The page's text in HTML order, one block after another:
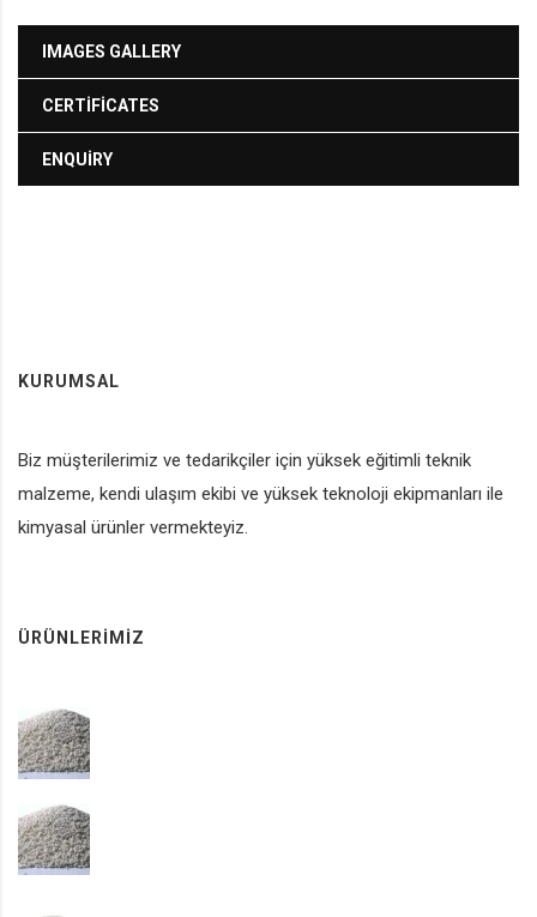
IMAGES GALLERY
CERTIFICATES
ENQUIRY
KURUMSAL
Biz müşterilerimiz ve tedarikçiler için yüksek eğitimli teknik
malzeme, kendi ulaşım ekibi ve yüksek teknoloji ekipmanları ile
kimyasal ürünler vermekteyiz.
ÜRÜNLERIMIZ